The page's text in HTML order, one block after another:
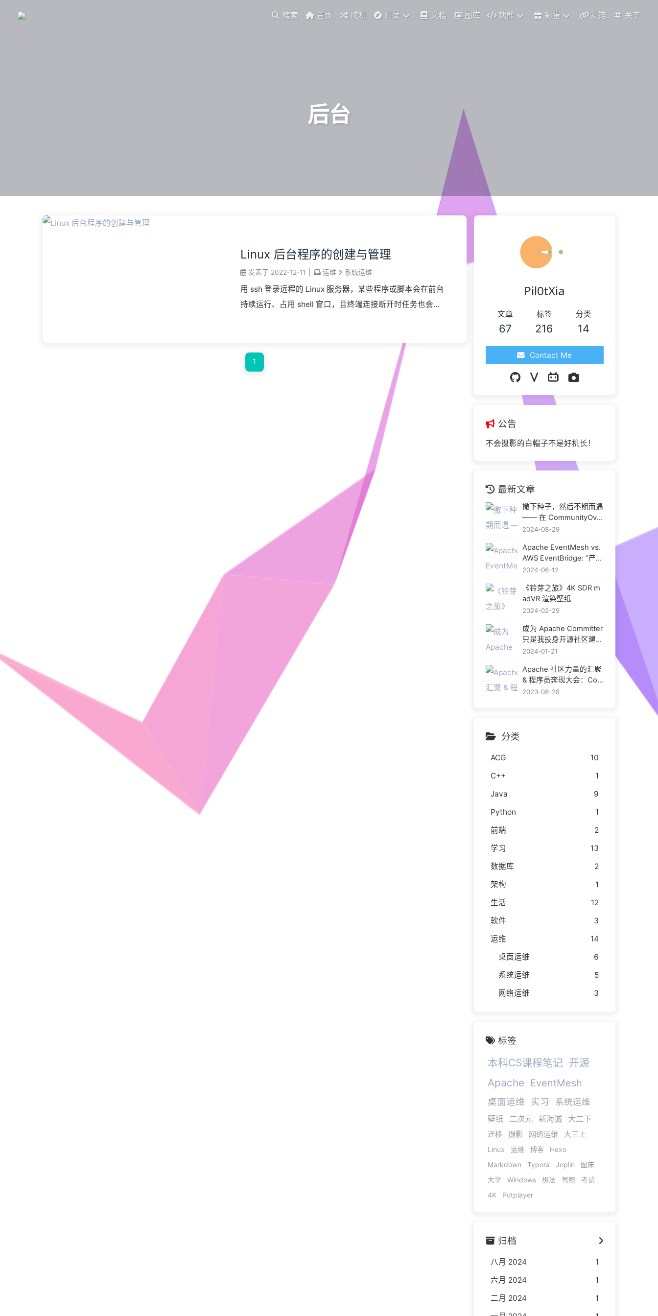
搜索 首页 随机 目录 文档 图库 功能 彩蛋 友链 关于
后台
Linux 后台程序的创建与管理
发表于 2022-12-11 运维 系统运维
用 ssh 登录远程的 Linux 服务器，某些程序或脚本会在前台
持续运行、占用 shell 窗口，且终端连接断开时任务也会中
1
Pil0tXia
文章
67
标签
216
分类
14
Contact Me
公告
不会摄影的白帽子不是好机长！
最新文章
撒下种子，然后不期而遇
—— 在 CommunityOver
Code Asia 2024 与热爱
2024-08-29
Apache EventMesh vs.
AWS EventBridge: “产品
化” 是开源中间件的出路
2024-06-12
《铃芽之旅》4K SDR m
adVR 渲染壁纸
2024-02-29
成为 Apache Committer
只是我投身开源社区建设
的开始
2024-01-21
Apache 社区力量的汇聚
& 程序员奔现大会：Com
munityOverCode Asia 2
2023-08-28
分类
ACG
10
C++
1
Java
9
Python
1
前端
2
学习
13
数据库
2
架构
1
生活
12
软件
3
运维
14
桌面运维
6
系统运维
5
网络运维
3
标签
本科CS课程笔记 开源
Apache EventMesh
桌面运维 实习 系统运维
壁纸 二次元 新海诚 大二下
迁移 摄影 网络运维 大三上
Linux 运维 博客
Hexo
Markdown
Typora Joplin
图床
大学
Windows 想法 驾照
考试
4K
Potplayer
归档
八月 2024
1
六月 2024
1
二月 2024
1